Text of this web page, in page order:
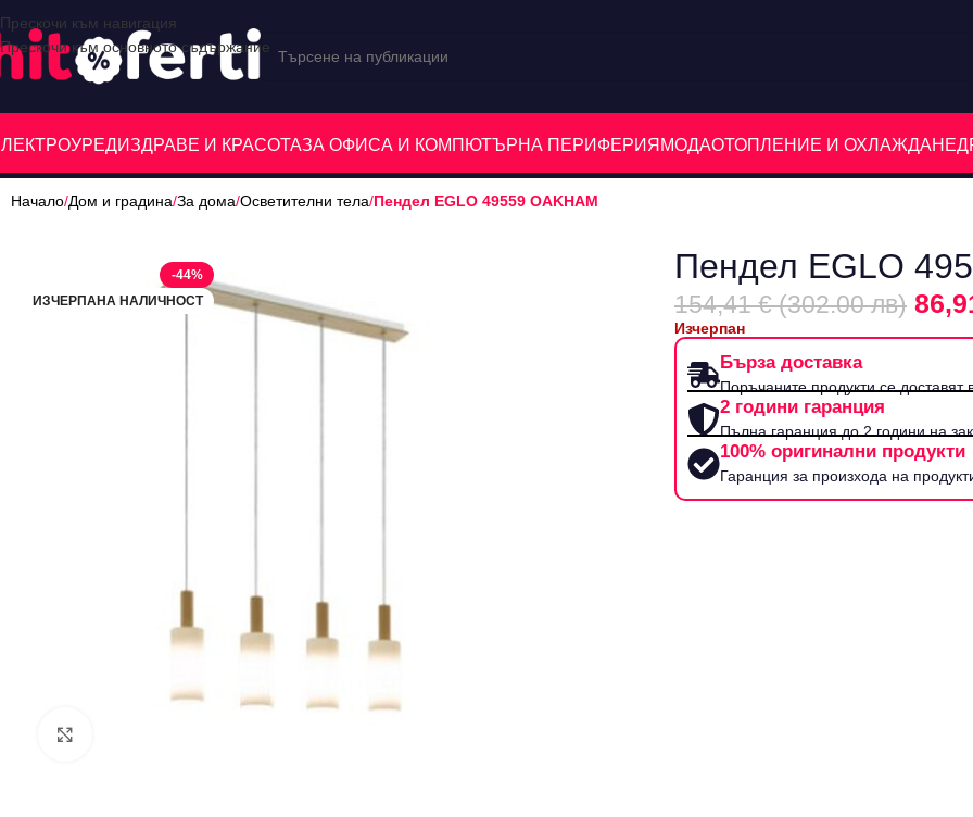
Прескочи към навигация
Прескочи към основното съдържание
ЗДРАВЕ И КРАСОТАЗА ОФИСА И КОМПЮТЪРНА ПЕРИФЕРИЯ МОДАОТОПЛЕНИЕ И ОХЛАЖДАНЕ
Начало/Дом и градина/За дома/Осветителни тела/Пендел EGLO 49559 OAKHAM
-44%
ИЗЧЕРПАНА НАЛИЧНОСТ
Пендел EGLO
154,41 € (302.00 лв)
Изчерпан
Бърза доставка
Поръчаните продукти се доставят
2 години гаранция
Пълна гаранция до 2 години на
100% оригинални продукти
Гаранция за произхода на